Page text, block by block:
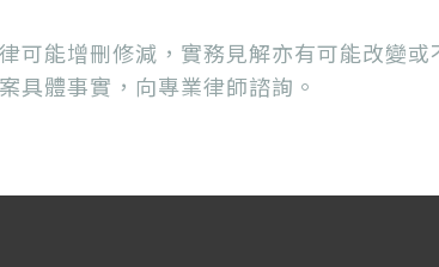
可能增刪修減，實務見解亦有可能改變
具體事實，向專業律師諮詢。